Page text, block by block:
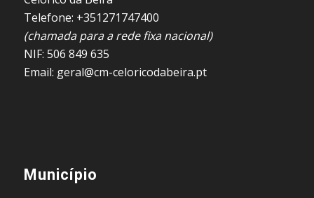
Telefone: +351271747400
(chamada para a rede fixa nacional)
NIF: 506 849 635
Email: geral@cm-celoricodabeira.pt
Município